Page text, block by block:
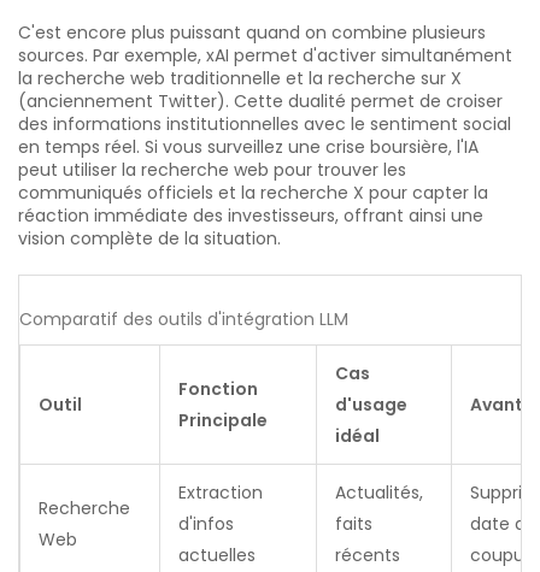
C'est encore plus puissant quand on combine plusieurs
sources. Par exemple, xAI permet d'activer simultanément
la recherche web traditionnelle et la recherche sur X
(anciennement Twitter). Cette dualité permet de croiser
des informations institutionnelles avec le sentiment social
en temps réel. Si vous surveillez une crise boursière, l'IA
peut utiliser la recherche web pour trouver les
communiqués officiels et la recherche X pour capter la
réaction immédiate des investisseurs, offrant ainsi une
vision complète de la situation.
Comparatif des outils d'intégration LLM
Outil
Fonction
Principale
Cas
d'usage
idéal
Recherche
Web
Extraction
d'infos
actuelles
Actualités,
faits
récents
date de
coupure